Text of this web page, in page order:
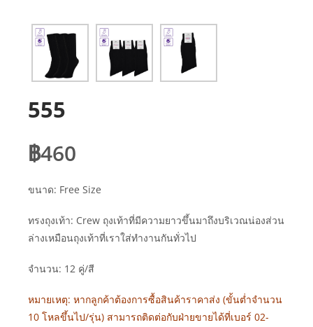
555
฿460
ขนาด: Free Size
ทรงถุงเท้า: Crew ถุงเท้าที่มีความยาวขึ้นมาถึงบริเวณน่องส่วน
ล่างเหมือนถุงเท้าที่เราใส่ทำงานกันทั่วไป
จำนวน: 12 คู่/สี
หมายเหตุ: หากลูกค้าต้องการซื้อสินค้าราคาส่ง (ขั้นต่ำจำนวน
10 โหลขึ้นไป/รุ่น) สามารถติดต่อกับฝ่ายขายได้ที่เบอร์ 02-